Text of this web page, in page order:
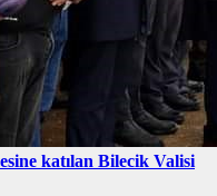
katılan Bilecik Valisi